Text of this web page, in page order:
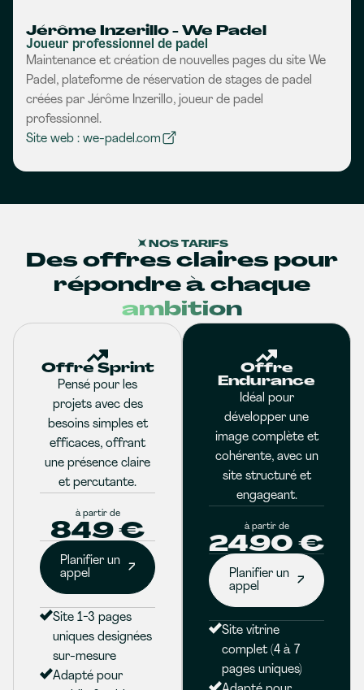
Jérôme Inzerillo - We Padel
Joueur professionnel de padel
Maintenance et création de nouvelles pages du site We
Padel, plateforme de réservation de stages de padel
créées par Jérôme Inzerillo, joueur de padel
professionnel.
Site web : we-padel.com
NOS TARIFS
Des offres claires pour
répondre à chaque
ambition
Offre Sprint
Pensé pour les
projets avec des
besoins simples et
efficaces, offrant
une présence claire
et percutante.
à partir de
849 €
Planifier un
appel
Site 1-3 pages
uniques designées
sur-mesure
Adapté pour
Offre
Endurance
Idéal pour
développer une
image complète et
cohérente, avec un
site structuré et
engageant.
à partir de
2490 €
Planifier un
appel
Site vitrine
complet (4 à 7
pages uniques)